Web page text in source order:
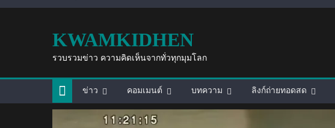
KWAMKIDHEN
รวบรวมข่าว ความคิดเห็นจากทั่วทุกมุมโลก
ข่าว คอมเมนต์ บทความ ลิงก์ถ่ายทอดสด